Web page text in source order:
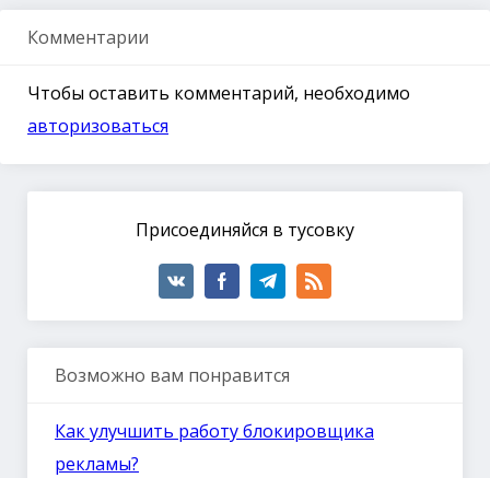
Комментарии
Чтобы оставить комментарий, необходимо
авторизоваться
Присоединяйся в тусовку
Возможно вам понравится
Как улучшить работу блокировщика
рекламы?